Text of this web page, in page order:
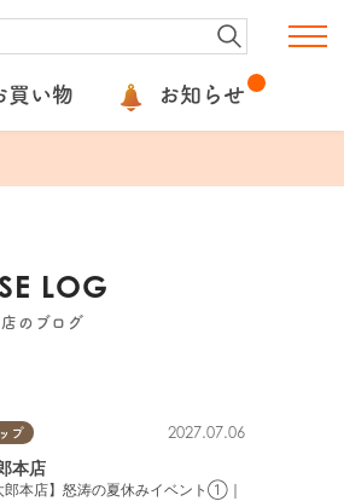
買い物 お知らせ
LOG
店のブログ
プ 2027.07.06
本店
郎本店】怒涛の夏休みイベント①｜